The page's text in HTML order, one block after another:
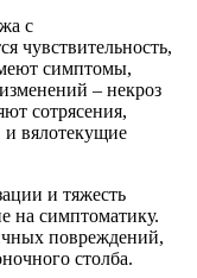
с
чувствительность,
симптомы,
– некроз
сотрясения,
вялотекущие
и тяжесть
на симптоматику.
повреждений,
столба.